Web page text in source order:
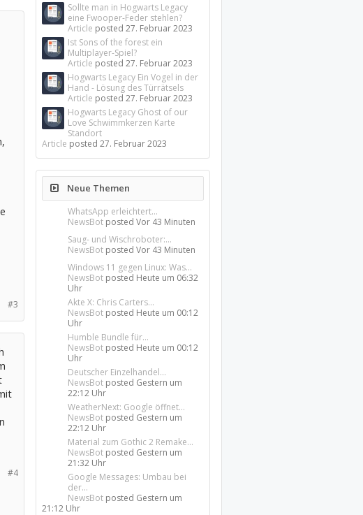
#3
#4
Sollte man in Hogwarts Legacy
eine Fwooper-Feder stehlen?
Article posted27. Februar 2023
Ist Sons of the forest ein
Multiplayer-Spiel?
Article posted27. Februar 2023
Hogwarts Legacy Ein Vogel in der
Hand - Lösung des Türrätsels
Article posted27. Februar 2023
Hogwarts Legacy Ghost of our
Love Schwimmkerzen Karte
Standort
Article posted27. Februar 2023
Neue Themen
WhatsApp erleichtert...
NewsBot postedVor 43 Minuten
Saug- und Wischroboter:...
NewsBot postedVor 43 Minuten
Windows 11 gegen Linux: Was...
NewsBot posted Heute um 06:32
Uhr
Akte X: Chris Carters...
NewsBot posted Heute um 00:12
Uhr
Humble Bundle für...
NewsBot posted Heute um 00:12
Uhr
Deutscher Einzelhandel...
NewsBot posted Gestern um
22:12 Uhr
WeatherNext: Google öffnet...
NewsBot posted Gestern um
22:12 Uhr
Material zum Gothic 2 Remake...
NewsBot posted Gestern um
21:32 Uhr
Google Messages: Umbau bei
der...
NewsBot posted Gestern um
21:12 Uhr